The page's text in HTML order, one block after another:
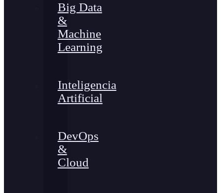
Big Data
&
Machine
Learning
Inteligencia
Artificial
DevOps
&
Cloud